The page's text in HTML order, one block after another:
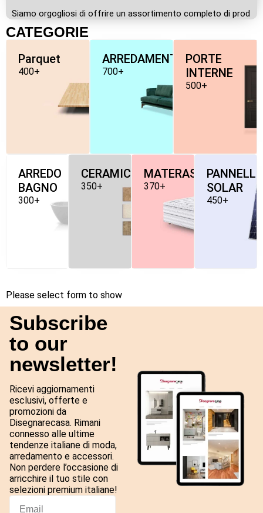
Siamo orgogliosi di offrire un assortimento completo di prod
CATEGORIE
Parquet
400+
ARREDAMENTO
700+
PORTE
INTERNE
500+
ARREDO
BAGNO
300+
CERAMICHE
350+
MATERASSI
370+
PANNELLI-
SOLAR
450+
Please select form to show
Subscribe
to our
newsletter!
Ricevi aggiornamenti
esclusivi, offerte e
promozioni da
Disegnarecasa. Rimani
connesso alle ultime
tendenze italiane di moda,
arredamento e accessori.
Non perdere l’occasione di
arricchire il tuo stile con
selezioni premium italiane!